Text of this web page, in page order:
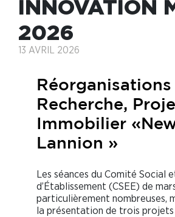
INNOVATION
2026
13 AVRIL 2026
Réorganisations
Recherche,
Immobilier
Lannion »
Les séances du Comité Social
d’Établissement (CSEE) de
particulièrement nombreuses,
la présentation de trois projets